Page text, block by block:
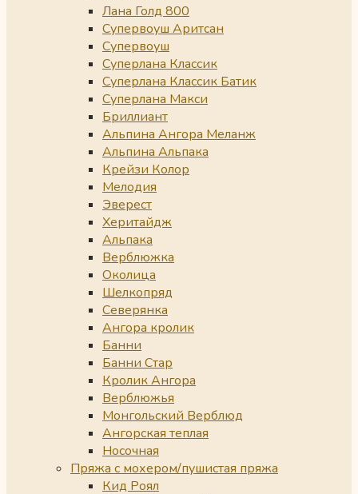
Лана Голд 800
Супервоуш Аритсан
Супервоуш
Суперлана Классик
Суперлана Классик Батик
Суперлана Макси
Бриллиант
Альпина Ангора Меланж
Альпина Альпака
Крейзи Колор
Мелодия
Эверест
Херитайдж
Альпака
Верблюжка
Околица
Шелкопряд
Северянка
Ангора кролик
Банни
Банни Стар
Кролик Ангора
Верблюжья
Монгольский Верблюд
Ангорская теплая
Носочная
Пряжа с мохером/пушистая пряжа
Кид Роял